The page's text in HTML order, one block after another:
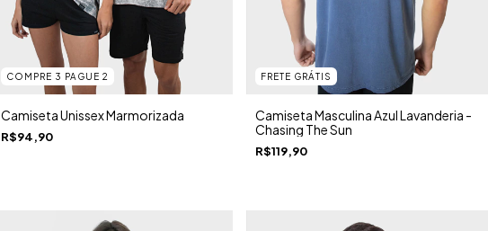
COMPRE 3 PAGUE 2
Camiseta Unissex Marmorizada
R$94,90
FRETE GRÁTIS
Camiseta Masculina Azul Lavanderia -
Chasing The Sun
R$119,90